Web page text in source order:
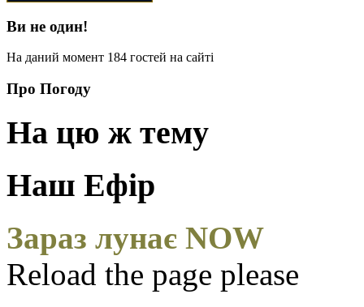
Ви не один!
На даний момент 184 гостей на сайті
Про Погоду
На цю ж тему
Наш Ефір
Зараз лунає NOW
Reload the page please